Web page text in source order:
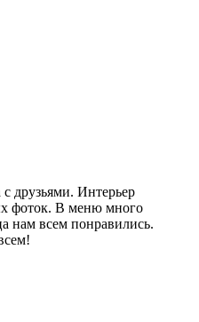
друзьями. Интерьер
фоток. В меню много
нам всем понравились.